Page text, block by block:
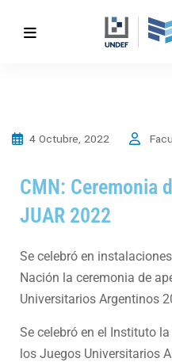
4 Octubre, 2022
CMN: Ceremonia
JUAR 2022
Se celebró en
Nación la ceremonia de
Universitarios Argentinos
Se celebró en el Instituto
los Juegos Universitarios